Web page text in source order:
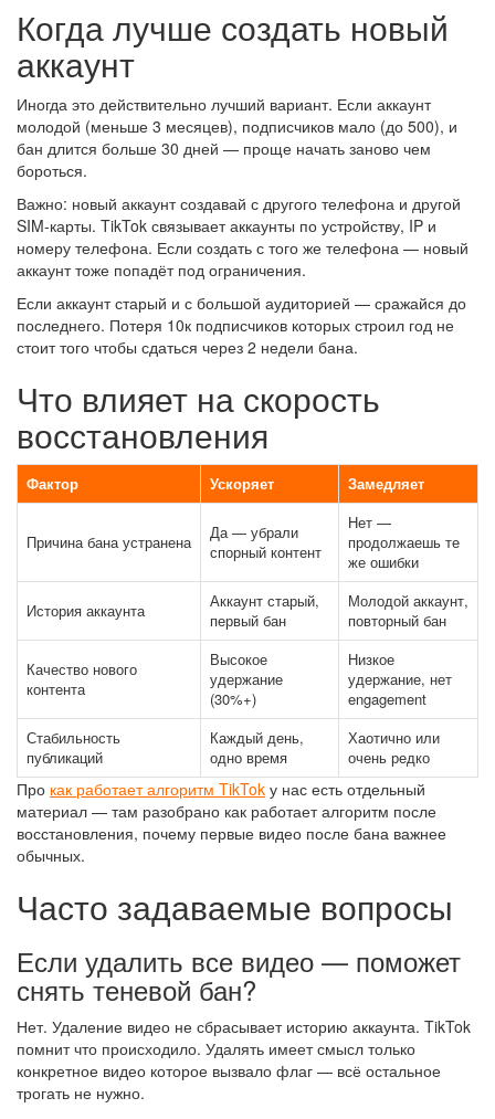
Когда лучше создать новый
аккаунт
Иногда это действительно лучший вариант. Если аккаунт
молодой (меньше 3 месяцев), подписчиков мало (до 500), и
бан длится больше 30 дней — проще начать заново чем
бороться.
Важно: новый аккаунт создавай с другого телефона и другой
SIM-карты. TikTok связывает аккаунты по устройству, IP и
номеру телефона. Если создать с того же телефона — новый
аккаунт тоже попадёт под ограничения.
Если аккаунт старый и с большой аудиторией — сражайся до
последнего. Потеря 10к подписчиков которых строил год не
стоит того чтобы сдаться через 2 недели бана.
Что влияет на скорость
восстановления
Фактор Ускоряет Замедляет
Причина бана устранена
Да — убрали
спорный контент
Нет —
продолжаешь те
же ошибки
История аккаунта
Аккаунт старый,
первый бан
Молодой аккаунт,
повторный бан
Качество нового
контента
Высокое
удержание
(30%+)
Низкое
удержание, нет
engagement
Стабильность
публикаций
Каждый день,
одно время
Хаотично или
очень редко
Про как работает алгоритм TikTok у нас есть отдельный
материал — там разобрано как работает алгоритм после
восстановления, почему первые видео после бана важнее
обычных.
Часто задаваемые вопросы
Если удалить все видео — поможет
снять теневой бан?
Нет. Удаление видео не сбрасывает историю аккаунта. TikTok
помнит что происходило. Удалять имеет смысл только
конкретное видео которое вызвало флаг — всё остальное
трогать не нужно.